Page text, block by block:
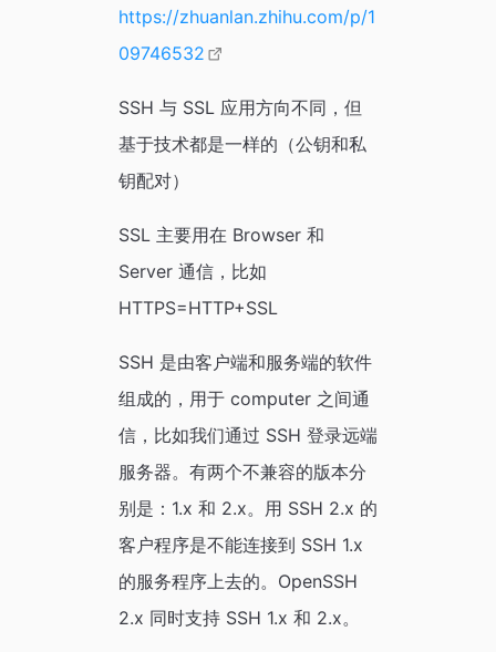
https://zhuanlan.zhihu.com/p/1
09746532
SSH 与 SSL 应用方向不同，但
基于技术都是一样的（公钥和私
钥配对）
SSL 主要用在 Browser 和
Server 通信，比如
HTTPS=HTTP+SSL
SSH 是由客户端和服务端的软件
组成的，用于 computer 之间通
信，比如我们通过 SSH 登录远端
服务器。有两个不兼容的版本分
别是：1.x 和 2.x。用 SSH 2.x 的
客户程序是不能连接到 SSH 1.x
的服务程序上去的。OpenSSH
2.x 同时支持 SSH 1.x 和 2.x。